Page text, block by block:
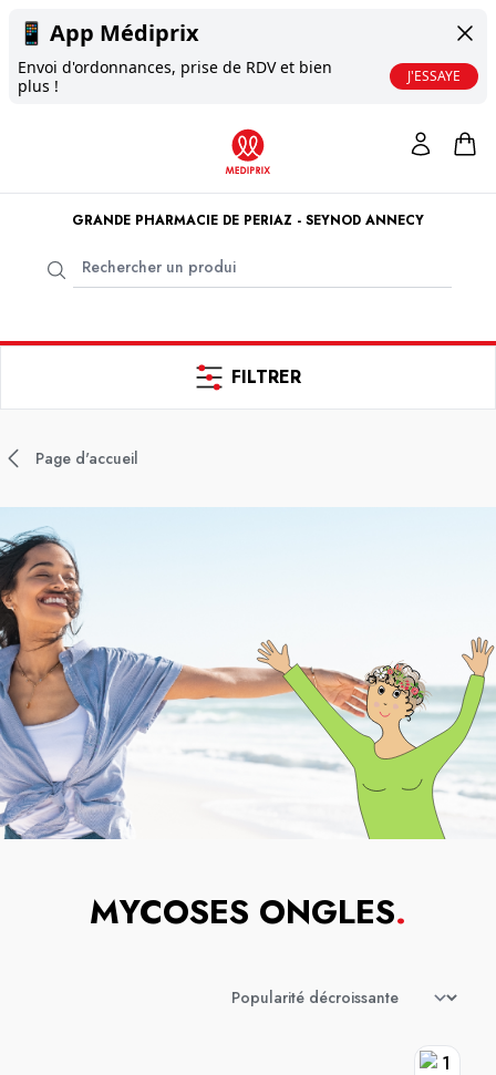
📱 App Médiprix
Envoi d'ordonnances, prise de RDV et bien
plus !
J'ESSAYE
GRANDE PHARMACIE DE PERIAZ - SEYNOD ANNECY
FILTRER
Page d'accueil
MYCOSES ONGLES.